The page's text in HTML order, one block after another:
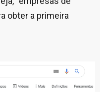
obter a primeira